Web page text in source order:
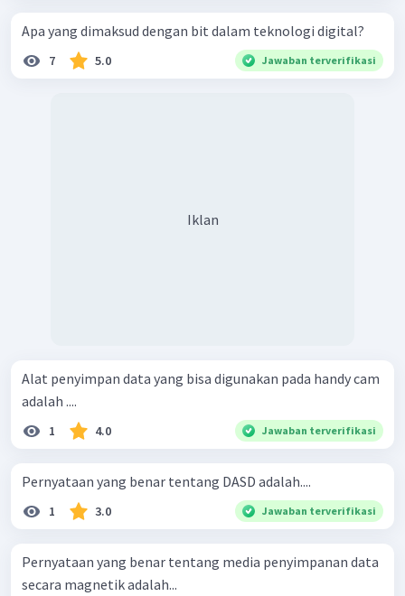
Apa yang dimaksud dengan bit dalam teknologi digital?
7 5.0 Jawaban terverifikasi
Iklan
Alat penyimpan data yang bisa digunakan pada handy cam
adalah ....
1 4.0 Jawaban terverifikasi
Pernyataan yang benar tentang DASD adalah....
1 3.0 Jawaban terverifikasi
Pernyataan yang benar tentang media penyim­panan data
secara magnetik adalah...